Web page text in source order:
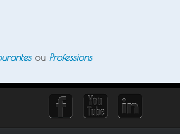
ou Professions